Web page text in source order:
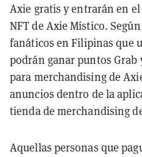
Axie gratis y entrarán en
NFT de Axie Místico.
fanáticos en Filipinas que
podrán ganar puntos Grab
para merchandising de
anuncios dentro de la
tienda de merchandising
Aquellas personas que